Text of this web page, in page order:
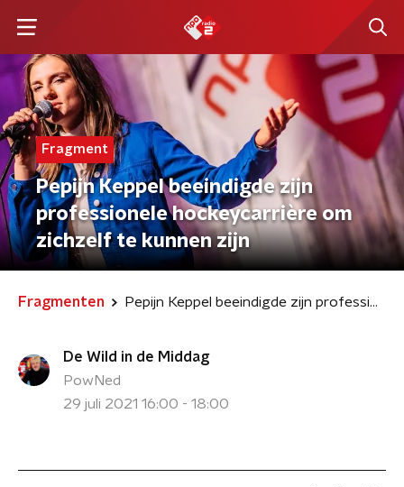
Fragment
Pepijn Keppel beeindigde zijn
professionele hockeycarrière om
zichzelf te kunnen zijn
Fragmenten Pepijn Keppel beeindigde zijn professionele hockeycarrière om zichzelf te kunnen zijn
De Wild in de Middag
PowNed
29 juli 2021 16:00 - 18:00